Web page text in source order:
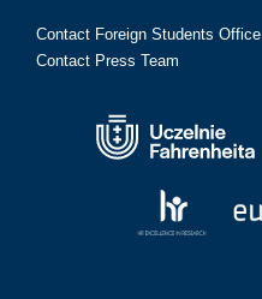
Contact Foreign Students Office
Contact Press Team